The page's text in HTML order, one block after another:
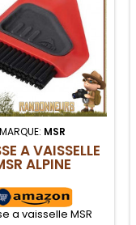
MARQUE: MSR
A VAISSELLE
ALPINE
a vaisselle MSR